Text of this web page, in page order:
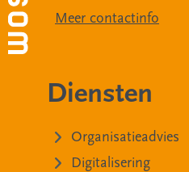
Meer contactinfo
Diensten
Organisatieadvies
Digitalisering